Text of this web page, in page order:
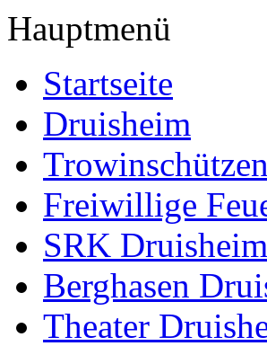
Hauptmenü
Startseite
Druisheim
Freiwillige
SRK
Berghasen
Theater